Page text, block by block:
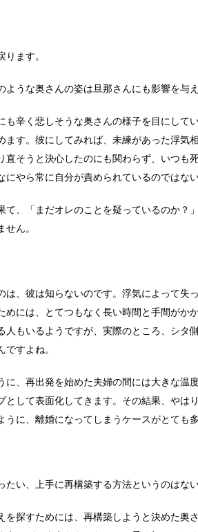
ります。
ような奥さんの姿は旦那さんにも影響を与え
も辛く悲しそうな奥さんの様子を目にして
ます。彼にしてみれば、未練があった浮気
直そうと決心したのにも関わらず、いつも
にやら常に自分が責められているのではな
て、「まだオレのことを疑っているのか？
せん。
は、彼は知らないのです。浮気によって失
めには、とてつもなく長い時間と手間がか
人もいるようですが、実際のところ、シタ
ですよね。
に、再出発を始めた夫婦の間には大きな温
として表面化してきます。その結果、やは
うに、離婚になってしまうケースがとても
たい、上手に再構築する方法というのはな
を探すためには、再構築しようと決めた奥